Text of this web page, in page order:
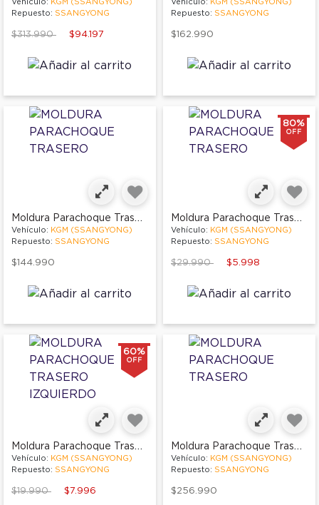
Vehículo: KGM (SSANGYONG)
Repuesto: SSANGYONG
Price reduced from
$313.990to $94.197
Vehículo: KGM (SSANGYONG)
Repuesto: SSANGYONG
$162.990
Moldura Parachoque Trasero
Vehículo: KGM (SSANGYONG)
Repuesto: SSANGYONG
$144.990
80%
OFF
Moldura Parachoque Trasero
Vehículo: KGM (SSANGYONG)
Repuesto: SSANGYONG
Price reduced from
$29.990to $5.998
60%
OFF
Moldura Parachoque Trasero Izquierdo
Vehículo: KGM (SSANGYONG)
Repuesto: SSANGYONG
Price reduced from
$19.990to $7.996
Moldura Parachoque Trasero
Vehículo: KGM (SSANGYONG)
Repuesto: SSANGYONG
$256.990